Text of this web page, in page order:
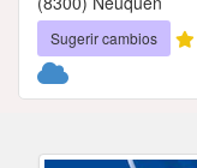
Sugerir cambios